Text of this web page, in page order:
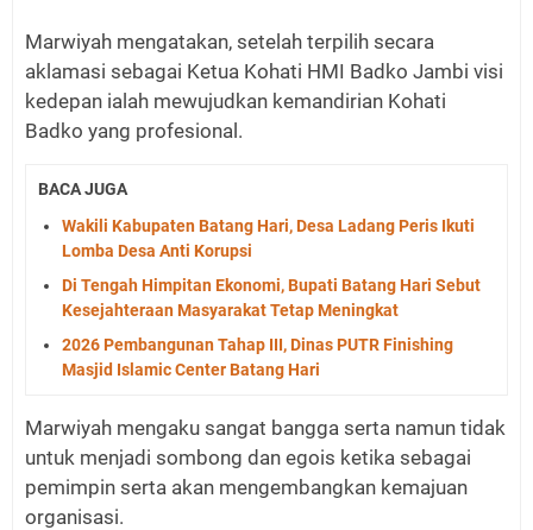
Marwiyah mengatakan, setelah terpilih secara
aklamasi sebagai Ketua Kohati HMI Badko Jambi visi
kedepan ialah mewujudkan kemandirian Kohati
Badko yang profesional.
BACA JUGA
Wakili Kabupaten Batang Hari, Desa Ladang Peris Ikuti
Lomba Desa Anti Korupsi
Di Tengah Himpitan Ekonomi, Bupati Batang Hari Sebut
Kesejahteraan Masyarakat Tetap Meningkat
2026 Pembangunan Tahap III, Dinas PUTR Finishing
Masjid Islamic Center Batang Hari
Marwiyah mengaku sangat bangga serta namun tidak
untuk menjadi sombong dan egois ketika sebagai
pemimpin serta akan mengembangkan kemajuan
organisasi.